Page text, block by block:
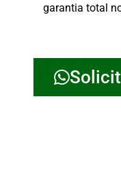
garantia total